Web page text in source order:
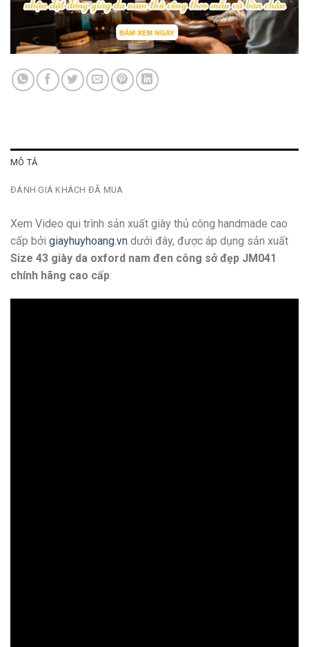
MÔ TẢ
ĐÁNH GIÁ KHÁCH ĐÃ MUA
Xem Video qui trình sản xuất giày thủ công handmade cao
cấp bởi giayhuyhoang.vn dưới đây, được áp dụng sản xuất
Size 43 giày da oxford nam đen công sở đẹp JM041
chính hãng cao cấp: